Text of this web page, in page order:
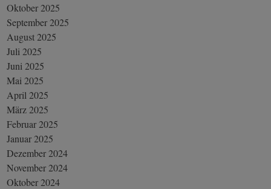
Oktober 2025
September 2025
August 2025
Juli 2025
Juni 2025
Mai 2025
April 2025
März 2025
Februar 2025
Januar 2025
Dezember 2024
November 2024
Oktober 2024